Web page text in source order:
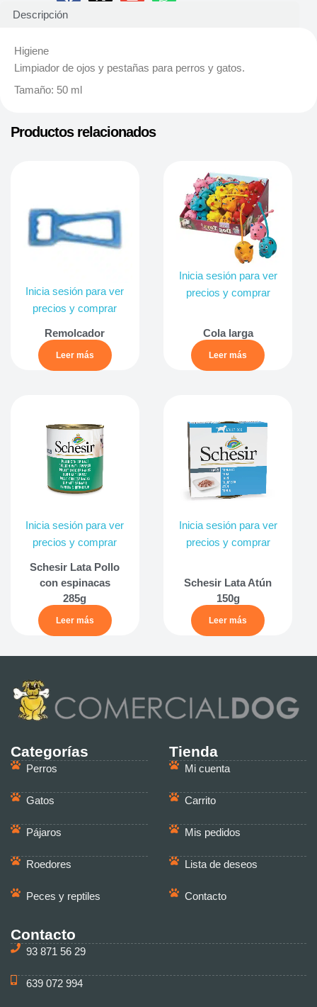
Descripción
Higiene
Limpiador de ojos y pestañas para perros y gatos.
Tamaño: 50 ml
Productos relacionados
Inicia sesión para ver
precios y comprar
Remolcador
Leer más
Inicia sesión para ver
precios y comprar
Cola larga
Leer más
Inicia sesión para ver
precios y comprar
Schesir Lata Pollo
con espinacas
285g
Leer más
Inicia sesión para ver
precios y comprar
Schesir Lata Atún
150g
Leer más
Categorías
Perros
Gatos
Pájaros
Roedores
Peces y reptiles
Tienda
Mi cuenta
Carrito
Mis pedidos
Lista de deseos
Contacto
Contacto
93 871 56 29
639 072 994